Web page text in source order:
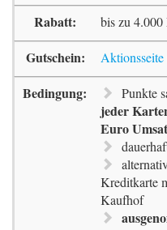
bis zu 4.000
Aktionsseite
Punkte
jeder
Euro
Kreditkarte
Kaufhof